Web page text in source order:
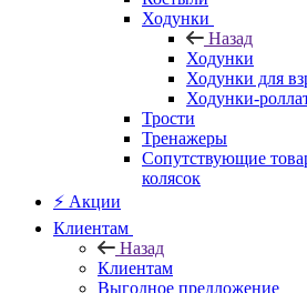
Ходунки
Назад
Ходунки
Ходунки для
Ходунки-
Трости
Тренажеры
Сопутствующие
колясок
⚡ Акции
Клиентам
Назад
Клиентам
Выгодное предложение